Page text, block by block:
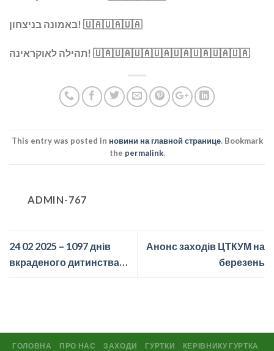
באמונה בניצחון! 🇺🇦🇺🇦🇺🇦
תהילה לאוקראינה! 🇺🇦🇺🇦🇺🇦🇺🇦🇺🇦🇺🇦🇺🇦🇺🇦
This entry was posted in новини на главной странице. Bookmark
the permalink.
ADMIN-767
24 02 2025 – 1097 днів
вкраденого дитинства…
Анонс заходів ЦТКУМ на
березень
ГОЛОВНА ПРО НАС ЗАХОДИ ГУРТКИ
КЕРІВНИКУ ГУРТКА